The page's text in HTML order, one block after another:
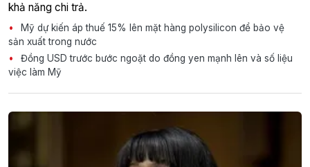
khả năng chi trả.
Mỹ dự kiến áp thuế 15% lên mặt hàng polysilicon để bảo vệ
sản xuất trong nước
Đồng USD trước bước ngoặt do đồng yen mạnh lên và số liệu
việc làm Mỹ